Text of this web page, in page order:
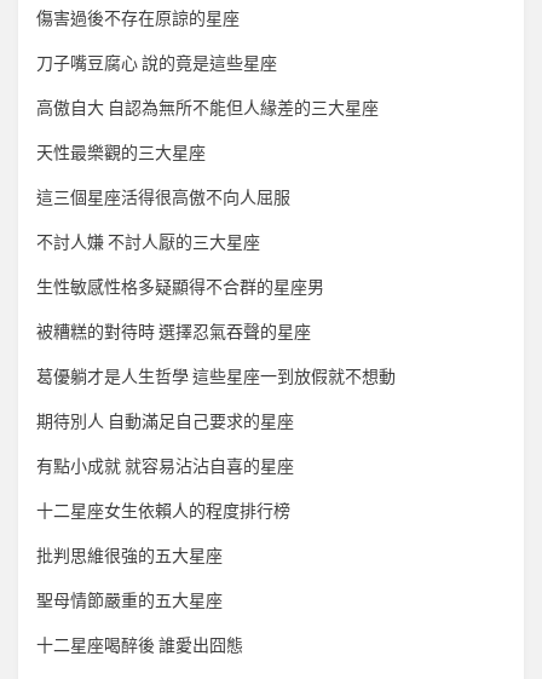
傷害過後不存在原諒的星座
刀子嘴豆腐心 說的竟是這些星座
高傲自大 自認為無所不能但人緣差的三大星座
天性最樂觀的三大星座
這三個星座活得很高傲不向人屈服
不討人嫌 不討人厭的三大星座
生性敏感性格多疑顯得不合群的星座男
被糟糕的對待時 選擇忍氣吞聲的星座
葛優躺才是人生哲學 這些星座一到放假就不想動
期待別人 自動滿足自己要求的星座
有點小成就 就容易沾沾自喜的星座
十二星座女生依賴人的程度排行榜
批判思維很強的五大星座
聖母情節嚴重的五大星座
十二星座喝醉後 誰愛出囧態